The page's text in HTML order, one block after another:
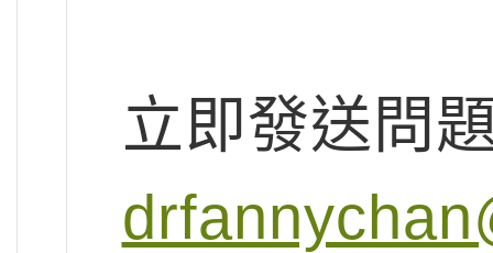
立即發送問